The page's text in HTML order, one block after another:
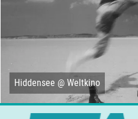
Hiddensee @ Weltkino